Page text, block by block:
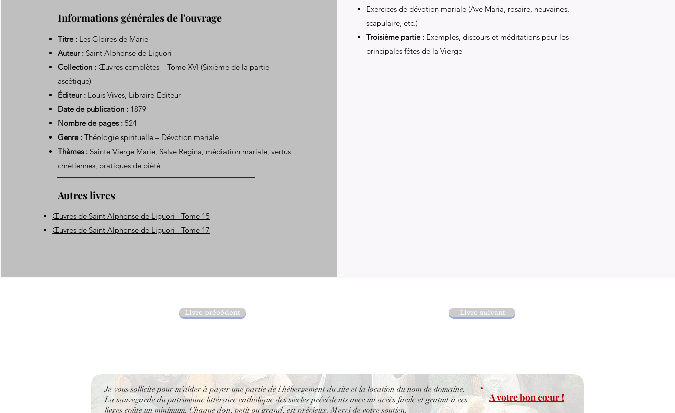
Informations générales de l'ouvrage
Titre : Les Gloires de Marie
Auteur : Saint Alphonse de Liguori
Collection : Œuvres complètes – Tome XVI (Sixième de la partie
ascétique)
Éditeur : Louis Vives, Libraire-Éditeur
Date de publication : 1879
Nombre de pages : 524
Genre : Théologie spirituelle – Dévotion mariale
Thèmes : Sainte Vierge Marie, Salve Regina, médiation mariale, vertus
chrétiennes, pratiques de piété
Autres livres
Œuvres de Saint Alphonse de Liguori - Tome 15
Œuvres de Saint Alphonse de Liguori - Tome 17
Exercices de dévotion mariale (Ave Maria, rosaire, neuvaines,
scapulaire, etc.)
Troisième partie : Exemples, discours et méditations pour les
principales fêtes de la Vierge
Livre précédent Livre suivant
A votre bon cœur !
Je vous sollicite pour m’aider à payer une partie de l'hébergement du site et la location du nom de domaine.
La sauvegarde du patrimoine littéraire catholique des siècles précédents avec un accès facile et gratuit à ces
livres coûte un minimum. Chaque don, petit ou grand, est précieux. Merci de votre soutien.